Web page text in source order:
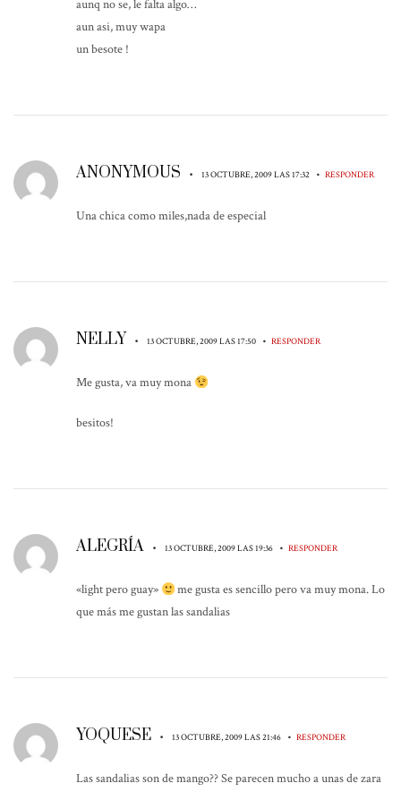
aunq no se, le falta algo…
aun asi, muy wapa
un besote !
ANONYMOUS • 13 OCTUBRE, 2009 LAS 17:32 • RESPONDER
Una chica como miles,nada de especial
NELLY • 13 OCTUBRE, 2009 LAS 17:50 • RESPONDER
Me gusta, va muy mona
besitos!
ALEGRÍA • 13 OCTUBRE, 2009 LAS 19:36 • RESPONDER
«light pero guay»
me gusta es sencillo pero va muy mona. Lo
que más me gustan las sandalias
YOQUESE • 13 OCTUBRE, 2009 LAS 21:46 • RESPONDER
Las sandalias son de mango?? Se parecen mucho a unas de zara